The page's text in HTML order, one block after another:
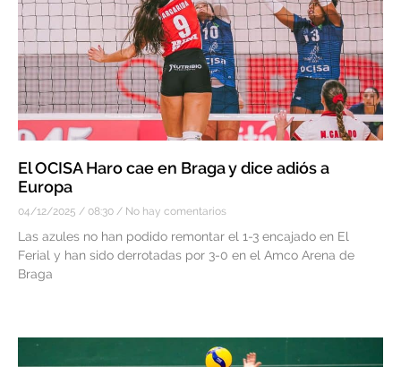
El OCISA Haro cae en Braga y dice adiós a
Europa
04/12/2025 08:30 No hay comentarios
Las azules no han podido remontar el 1-3 encajado en El
Ferial y han sido derrotadas por 3-0 en el Amco Arena de
Braga